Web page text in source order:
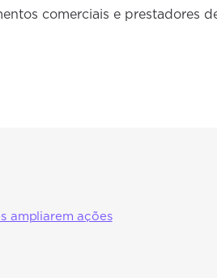
comerciais e prestadores
ampliarem ações